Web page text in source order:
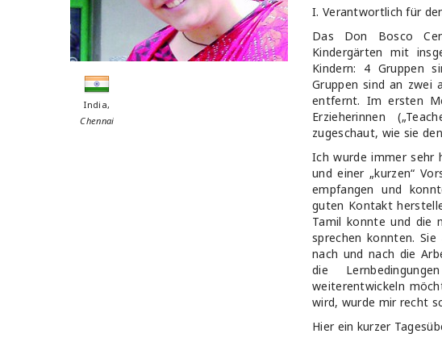
India,
Chennai
I. Verantwortlich für
Das Don Bosco
Kindergärten mit
Kindern: 4 Gruppen
Gruppen sind an zwei
entfernt. Im ersten
Erzieherinnen
zugeschaut, wie sie
Ich wurde immer sehr
und einer „kurzen“
empfangen und
guten Kontakt
Tamil konnte und die
sprechen konnten.
nach und nach die
die
weiterentwickeln
wird, wurde mir recht
Hier ein kurzer